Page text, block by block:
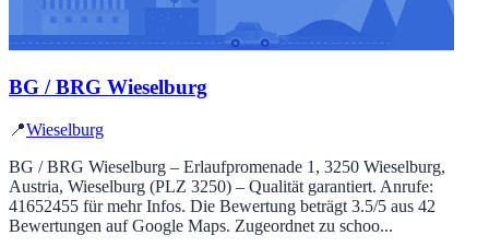
BG / BRG Wieselburg
📍Wieselburg
BG / BRG Wieselburg – Erlaufpromenade 1, 3250 Wieselburg,
Austria, Wieselburg (PLZ 3250) – Qualität garantiert. Anrufe:
41652455 für mehr Infos. Die Bewertung beträgt 3.5/5 aus 42
Bewertungen auf Google Maps. Zugeordnet zu schoo...